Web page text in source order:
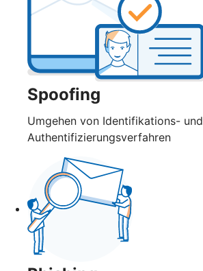
Spoofing
Umgehen von Identifikations- und
Authentifizierungsverfahren